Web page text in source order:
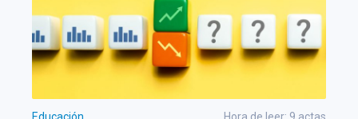
Educación Hora de leer: 9 actas